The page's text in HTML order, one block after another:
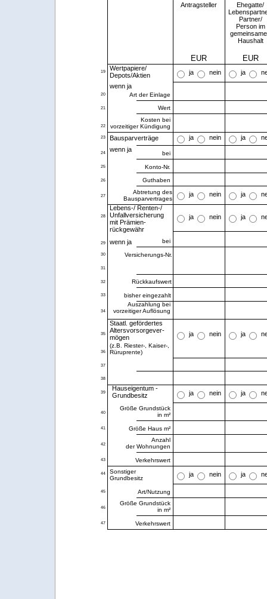
Wertpapiere/
Depots/Aktien
wenn ja
Art der Einlage
Wert
Bausparverträge
wenn ja
bei
Kosten bei
vorzeitiger Kündigung
Abtretung des
Bausparvertrages
Antragsteller
EUR
EUR
Ehegatte/
Partner/
Person im
Haushalt
Konto-Nr.
Guthaben
19
20
21
22
23
24
25
26
27
Lebens-/ Renten-/
Unfallversicherung
mit Prämien-
rückgewähr
wenn ja
Versicherungs-Nr.
Rückkaufswert
bisher eingezahlt
31
28
29
30
33
32
Auszahlung bei
vorzeitiger Auflösung
34
bei
Staatl. gefördertes
Altersvorsorgever-
mögen
35
36
37
(z.B. Riester-, Kaiser-,
Rüruprente)
Hauseigentum -
Grundbesitz
Größe Grundstück
in m²
Größe Haus m²
Anzahl
der Wohnungen
Verkehrswert
39
40
41
42
38
Sonstiger
Grundbesitz
Art/Nutzung
43
44
45
46
47 Verkehrswert
Größe Grundstück
in m²
ja nein
ja nein
ja nein
ja nein
ja nein
ja nein
ja nein
ja
ja
ja
ja
ja
ja
ja